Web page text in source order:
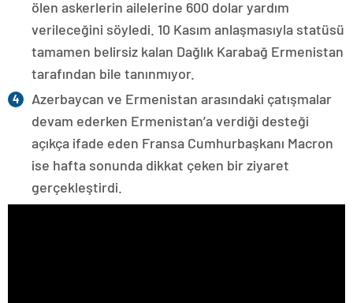
ölen askerlerin ailelerine 600 dolar yardım
verileceğini söyledi. 10 Kasım anlaşmasıyla statüsü
tamamen belirsiz kalan Dağlık Karabağ Ermenistan
tarafından bile tanınmıyor.
Azerbaycan ve Ermenistan arasındaki çatışmalar
devam ederken Ermenistan’a verdiği desteği
açıkça ifade eden Fransa Cumhurbaşkanı Macron
ise hafta sonunda dikkat çeken bir ziyaret
gerçekleştirdi.